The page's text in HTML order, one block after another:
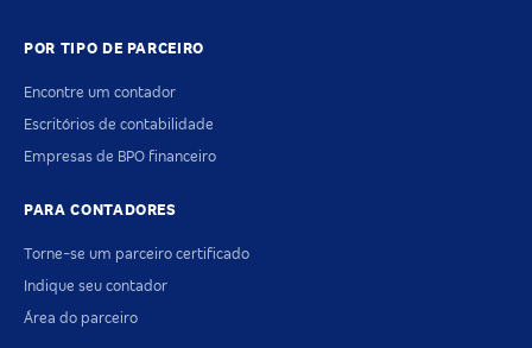
POR TIPO DE PARCEIRO
Encontre um contador
Escritórios de contabilidade
Empresas de BPO financeiro
PARA CONTADORES
Torne-se um parceiro certificado
Indique seu contador
Área do parceiro